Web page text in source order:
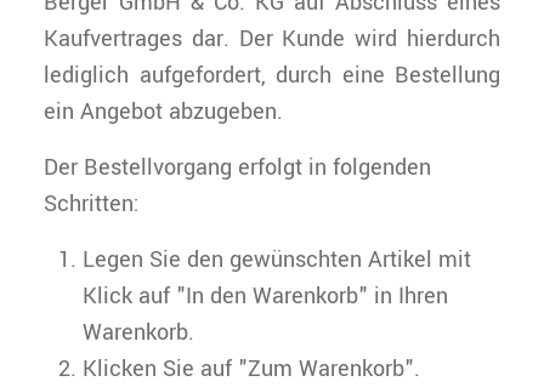
Kaufvertrages dar. Der Kunde wird hierdurch
lediglich aufgefordert, durch eine Bestellung
ein Angebot abzugeben.
Der Bestellvorgang erfolgt in folgenden
Schritten:
Legen Sie den gewünschten Artikel mit
Klick auf "In den Warenkorb" in Ihren
Warenkorb.
Klicken Sie auf "Zum Warenkorb".